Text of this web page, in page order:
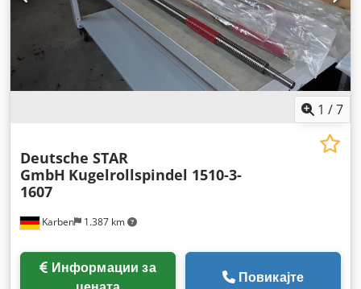
1 /7
Karben 1.387 km
Deutsche STAR
GmbH Kugelrollspindel 1510-3-
1607
Повикајте